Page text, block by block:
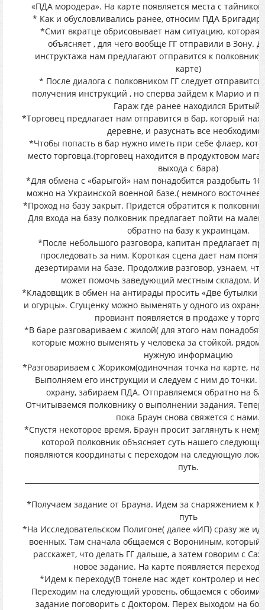
«ПДА мородера». На карте появляется места с
* Как и обусловливались ранее, относим ПДА
*Смит вкратце обрисовывает нам ситуацию, которая
объясняет , для чего вообще ГГ отправили в Зону.
инструктажа нам предлагают отправится к
карте)
* После диалога с полковником ГГ следует
получения инструкций , но сперва зайдем к Марио и
Гараж где ранее находился Бритый)
*Торговец предлагает нам отправится в бар, который
деревне, и разуснать все
*Чтобы попасть в бар нужно иметь при себе флаер,
место торговца.(торговец находится в продуктовом
выхода с бара)
*Для обмена с «барыгой» нам понадобится раздобыть
можно на Украинской военной базе.( немного восточнее
*Проход на базу закрыт. Придется обратится к
Для входа на базу полковник предлагает пойти на
обратно на базу к украинцам.
*После небольшого разговора, капитан предлагает
проследовать за ним. Короткая сцена дает нам
дезертирами на базе. Продолжив разговор, узнаем,
может помочь заведующий местным складом.
*Кладовщик в обмен на антирады просить «Две бутылки
и огурцы». Сгущенку можно выменять у одного из
провиант появляется в продаже у
*В баре разговариваем с жилой( для этого нам
которые можно выменять у человека за стойкой,
нужную информацию
*Разговариваем с Жориком(одиночная точка на карте,
Выполняем его инструкции и следуем с ним до точки.
охрану, забираем ПДА. Отправляемся обратно на
Отчитываемся полковнику о выполнении задания.
пока Браун снова свяжется с нами.
*Спустя некоторое время, Браун просит заглянуть к
которой полковник объясняет суть нашего
появляются координаты с переходом на следующую
путь.
*Получаем задание от Брауна. Идем за снаряжением к
путь
*На Исследовательском Полигоне( далее «ИП) сразу же
военных. Там сначала общаемся с Ворониным, который
расскажет, что делать ГГ дальше, а затем говорим с
новое задание. На карте появляется переход
*Идем к переходу(В тонеле нас ждет контролер и
Переходим на следующий уровень, общаемся с
задание поговорить с Доктором. Перех выходом на